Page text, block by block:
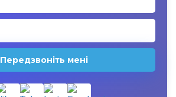
Передзвоніть мені